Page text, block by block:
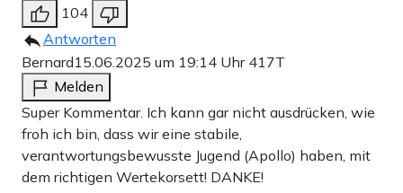
104
Antworten
Bernard15.06.2025 um 19:14 Uhr 417T
Melden
Super Kommentar. Ich kann gar nicht ausdrücken, wie
froh ich bin, dass wir eine stabile,
verantwortungsbewusste Jugend (Apollo) haben, mit
dem richtigen Wertekorsett! DANKE!